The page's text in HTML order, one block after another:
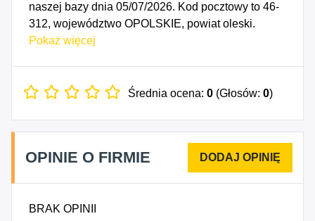
naszej bazy dnia 05/07/2026. Kod pocztowy to 46-
312, województwo OPOLSKIE, powiat oleski.
Numer Identyfikacji Podatkowej NIP to
545037018. Data rozpoczęcia działalności
drukowanie, 2226Z - Produkcja pozostałych
wyrobów z tworzyw sztucznych, 6210A -
Działalność w zakresie programowania gier
zakresie programowania, 6220B - Pozostała
Pokaż więcej
Średnia ocena: 0 (Głosów: 0)
OPINIE O FIRMIE
BRAK OPINII